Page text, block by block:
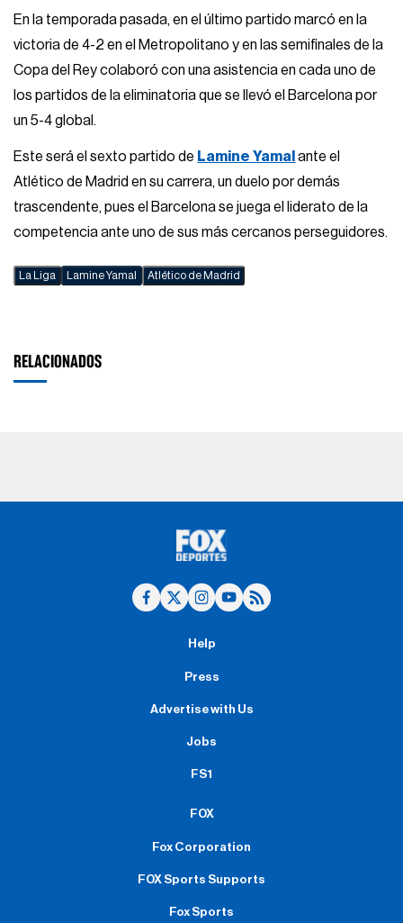
En la temporada pasada, en el último partido marcó en la
victoria de 4-2 en el Metropolitano y en las semifinales de la
Copa del Rey colaboró con una asistencia en cada uno de
los partidos de la eliminatoria que se llevó el Barcelona por
un 5-4 global.
Este será el sexto partido de Lamine Yamal ante el
Atlético de Madrid en su carrera, un duelo por demás
trascendente, pues el Barcelona se juega el liderato de la
competencia ante uno de sus más cercanos perseguidores.
La Liga Lamine Yamal Atlético de Madrid
RELACIONADOS
Help
Press
Advertise with Us
Jobs
FS1
FOX
Fox Corporation
FOX Sports Supports
Fox Sports